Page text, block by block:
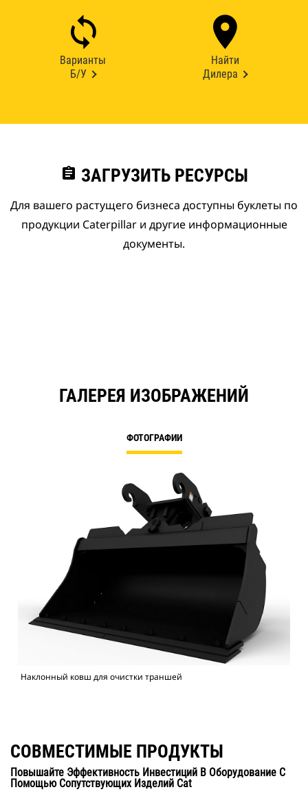
Варианты
Б/У
Найти
Дилера
assignment ЗАГРУЗИТЬ РЕСУРСЫ
Для вашего растущего бизнеса доступны буклеты по
продукции Caterpillar и другие информационные
документы.
ГАЛЕРЕЯ ИЗОБРАЖЕНИЙ
ФОТОГРАФИИ
Наклонный ковш для очистки траншей
СОВМЕСТИМЫЕ ПРОДУКТЫ
Повышайте Эффективность Инвестиций В Оборудование С
Помощью Сопутствующих Изделий Cat